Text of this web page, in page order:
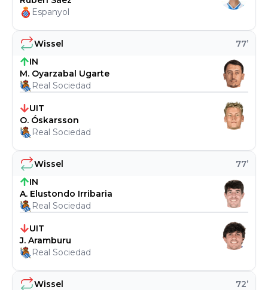
Wissel 72’
Wissel 77’
IN
A. Elustondo Irribaria
Real Sociedad
UIT
J. Aramburu
Real Sociedad
Wissel 77’
IN
M. Oyarzabal Ugarte
Real Sociedad
UIT
O. Óskarsson
Real Sociedad
Espanyol